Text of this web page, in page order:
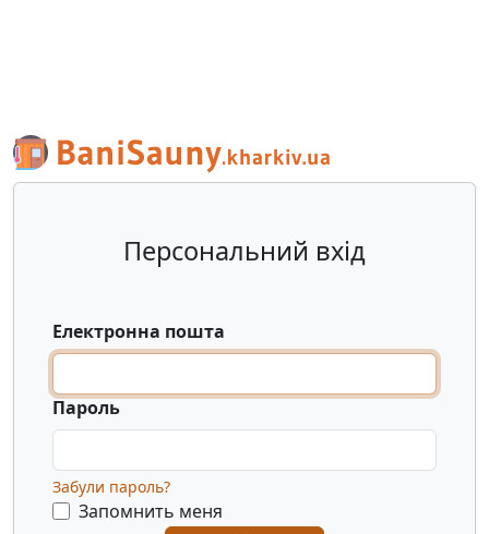
Персональний вхід
Електронна пошта
Пароль
Забули пароль?
Запомнить меня